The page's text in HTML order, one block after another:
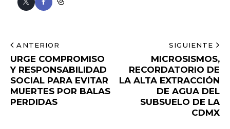
ANTERIOR
URGE COMPROMISO
Y RESPONSABILIDAD
SOCIAL PARA EVITAR
MUERTES POR BALAS
PERDIDAS
SIGUIENTE
MICROSISMOS,
RECORDATORIO DE
LA ALTA EXTRACCIÓN
DE AGUA DEL
SUBSUELO DE LA
CDMX